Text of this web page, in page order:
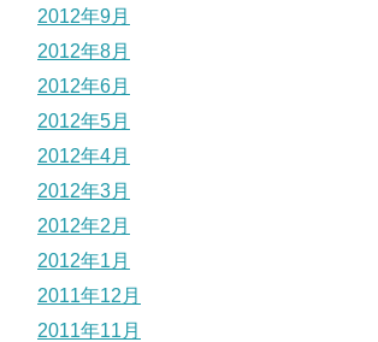
2012年9月
2012年8月
2012年6月
2012年5月
2012年4月
2012年3月
2012年2月
2012年1月
2011年12月
2011年11月